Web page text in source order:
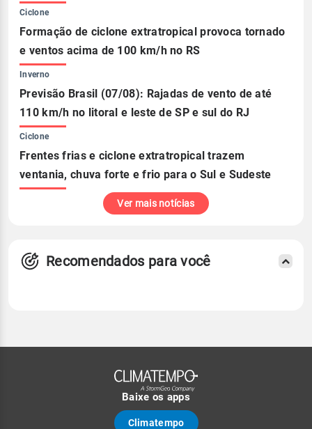
Ciclone
Formação de ciclone extratropical provoca tornado
e ventos acima de 100 km/h no RS
Inverno
Previsão Brasil (07/08): Rajadas de vento de até
110 km/h no litoral e leste de SP e sul do RJ
Ciclone
Frentes frias e ciclone extratropical trazem
ventania, chuva forte e frio para o Sul e Sudeste
Ver mais notícias
Recomendados para você
Baixe os apps
Climatempo